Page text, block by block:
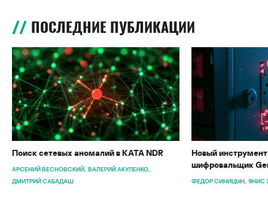
ПОСЛЕДНИЕ ПУБЛИКАЦИИ
Поиск сетевых аномалий в KATA NDR
АРСЕНИЙ ВЕСНОВСКИЙ ВАЛЕРИЙ АКУЛЕНКО
ДМИТРИЙ САБАДАШ
Новый
шифровальщик
ФЕДОР СИНИЦЫН ЯНИС